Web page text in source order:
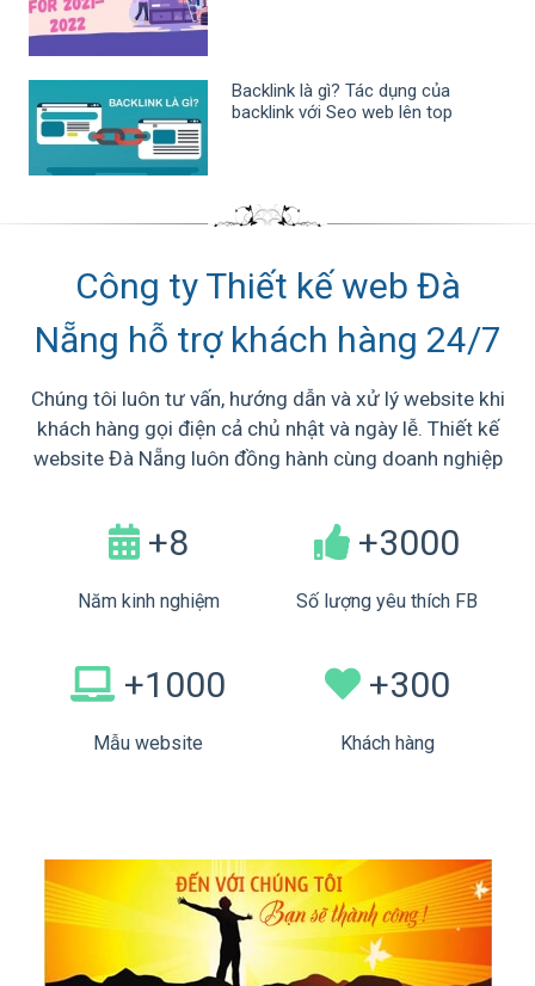
Backlink là gì? Tác dụng của
backlink với Seo web lên top
Công ty Thiết kế web Đà
Nẵng hỗ trợ khách hàng 24/7
Chúng tôi luôn tư vấn, hướng dẫn và xử lý website khi
khách hàng gọi điện cả chủ nhật và ngày lễ. Thiết kế
website Đà Nẵng luôn đồng hành cùng doanh nghiệp
+8
Năm kinh nghiệm
+3000
Số lượng yêu thích FB
+1000
Mẫu website
+300
Khách hàng